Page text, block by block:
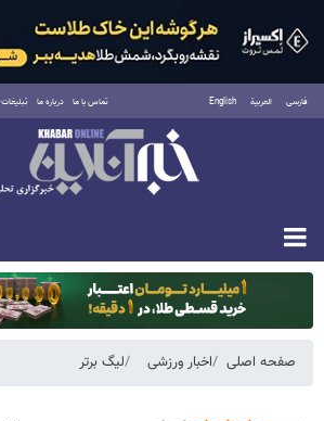
فارسی العربية English تماس با ما درباره ما تبلیغات
یکشنبه ۱۸ مرداد ۱۴۰۵
صفحه اصلی اخبار ورزشی لیگ برتر